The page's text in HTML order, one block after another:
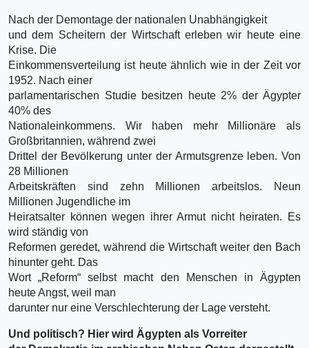
Nach der Demontage der nationalen Unabhängigkeit
und dem Scheitern der Wirtschaft erleben wir heute eine
Krise. Die
Einkommensverteilung ist heute ähnlich wie in der Zeit vor
1952. Nach einer
parlamentarischen Studie besitzen heute 2% der Ägypter
40% des
Nationaleinkommens. Wir haben mehr Millionäre als
Großbritannien, während zwei
Drittel der Bevölkerung unter der Armutsgrenze leben. Von
28 Millionen
Arbeitskräften sind zehn Millionen arbeitslos. Neun
Millionen Jugendliche im
Heiratsalter können wegen ihrer Armut nicht heiraten. Es
wird ständig von
Reformen geredet, während die Wirtschaft weiter den Bach
hinunter geht. Das
Wort „Reform“ selbst macht den Menschen in Ägypten
heute Angst, weil man
darunter nur eine Verschlechterung der Lage versteht.
Und politisch? Hier wird Ägypten als Vorreiter